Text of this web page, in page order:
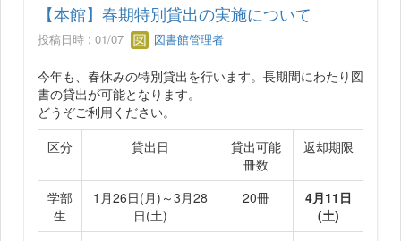
【本館】春期特別貸出の実施について
投稿日時 : 01/07 図書館管理者
今年も、春休みの特別貸出を行います。長期間にわたり図
書の貸出が可能となります。
どうぞご利用ください。
区分
貸出日
貸出可能
冊数
返却期限
学部
生
1月26日(月)～3月28
日(土)
20冊
4月11日
(土)